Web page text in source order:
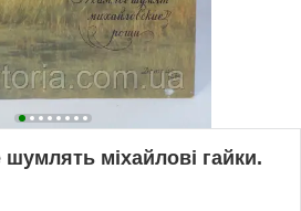
міхайлові гайки.